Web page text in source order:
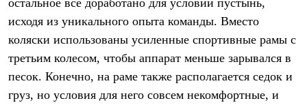
С синтетическим утеплителем
Аксессуары для спальников
Баулы
Кошельки
Сумки
Полезные аксессуары
остальное всё доработано для условий пустынь,
исходя из уникального опыта команды. Вместо
коляски использованы усиленные спортивные рамы с
третьим колесом, чтобы аппарат меньше зарывался в
песок. Конечно, на раме также располагается седок и
груз, но условия для него совсем некомфортные, и